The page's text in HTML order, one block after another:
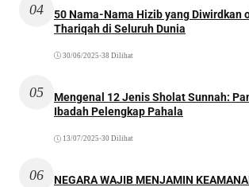
04
50 Nama-Nama Hizib yang Diwirdkan
Thariqah di Seluruh Dunia
30/06/2025 •38 Dilihat
05
Mengenal 12 Jenis Sholat Sunnah:
Ibadah Pelengkap Pahala
13/07/2025 •30 Dilihat
06
NEGARA WAJIB MENJAMIN